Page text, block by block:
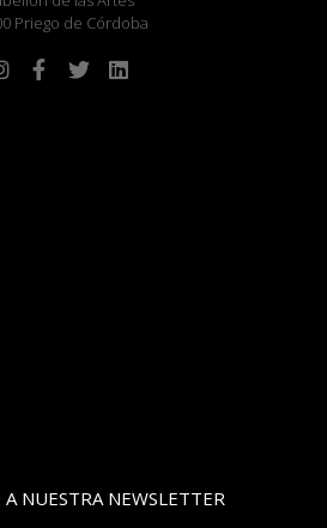
Priego de Córdoba
A NUESTRA NEWSLETTER